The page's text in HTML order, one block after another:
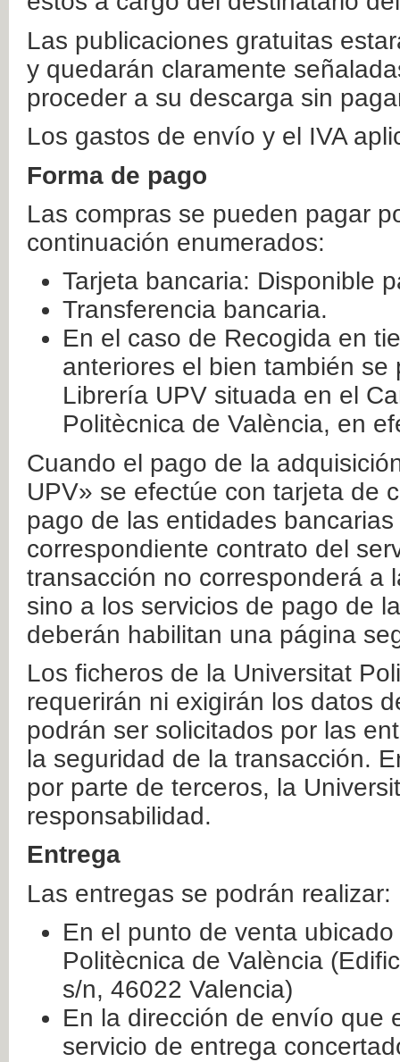
Las publicaciones gratuitas
y quedarán claramente
proceder a su descarga sin
Los gastos de envío y el IVA
Forma de pago
Las compras se pueden pagar
continuación enumerados:
Tarjeta bancaria: Disponible
Transferencia bancaria.
En el caso de Recogida en
anteriores el bien también
Librería UPV situada en el
Politècnica de València, en
Cuando el pago de la
UPV» se efectúe con tarjeta de
pago de las entidades
correspondiente contrato del
transacción no corresponderá a
sino a los servicios de pago de
deberán habilitan una página
Los ficheros de la Universitat
requerirán ni exigirán los datos
podrán ser solicitados por las
la seguridad de la transacción.
por parte de terceros, la
responsabilidad.
Entrega
Las entregas se podrán realizar:
En el punto de venta
Politècnica de València
s/n, 46022 Valencia)
En la dirección de envío que
servicio de entrega